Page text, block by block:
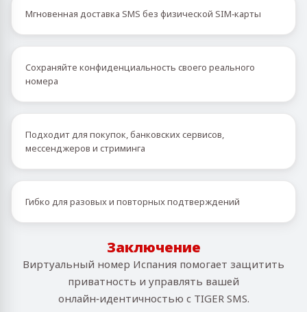
Мгновенная доставка SMS без физической SIM‑карты
Сохраняйте конфиденциальность своего реального
номера
Подходит для покупок, банковских сервисов,
мессенджеров и стриминга
Гибко для разовых и повторных подтверждений
Заключение
Виртуальный номер Испания помогает защитить
приватность и управлять вашей
онлайн‑идентичностью с TIGER SMS.